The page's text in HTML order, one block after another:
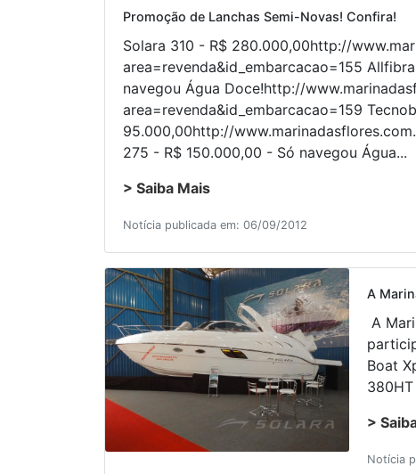
Promoção de Lanchas Semi-Novas! Confira!
Solara 310 - R$ 280.000,00http://
area=revenda&id_embarcacao=155
navegou Água Doce!http://
area=revenda&id_embarcacao=159
95.000,00http://
275 - R$ 150.000,00 - Só navegou Água...
> Saiba Mais
Notícia publicada em: 06/09/2012
A
A
Boat
>
Notícia